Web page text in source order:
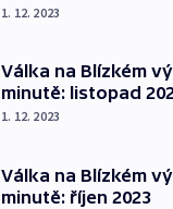
1. 12. 2023
Válka na Blízkém
minutě: listopad
1. 12. 2023
Válka na Blízkém
minutě: říjen 2023